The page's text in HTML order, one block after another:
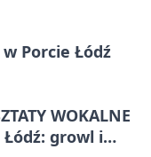
w Porcie Łódź
WOKALNE
growl i